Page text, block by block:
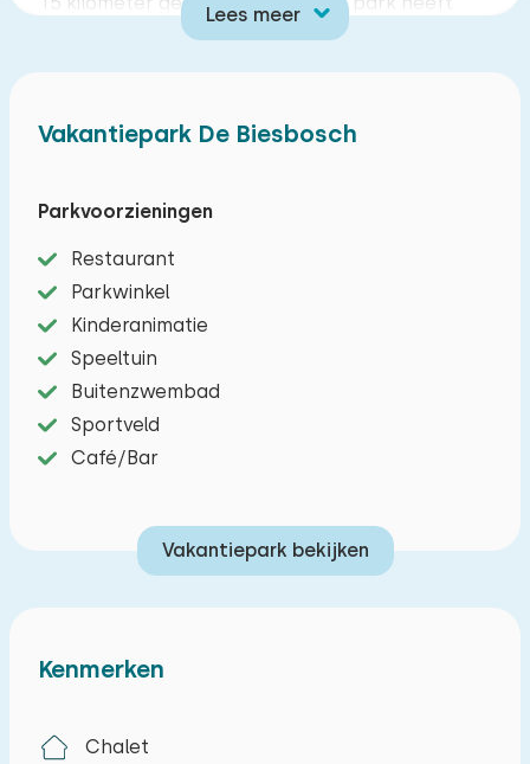
diverse faciliteiten, zo zijn er verschillende sport-
en speelvelden en een indoor speeltuin. Bij mooi
Dit chalet wat gelijkvloers is, is geschikt voor vier
gezellige zithoek met televisie. Maar ook de
keuken en de eettafel zijn hier te vinden. In de
keuken kunt u gebruik maken van een
vaatwasser, koffiezetapparaat, combimagnetron
en vietpits kookstel. De keuken heeft eveneens
een moderne uitrusting. In totaal zijn er twee
slaapkamers. In beide kamers staan twee
eenpersoonsbedden. In één slaapkamer dienen
Het toilet zit in dit chalet apart van de badkamer.
Lees meer
Kenmerken
Chalet
Vakantiepark De Biesbosch
Parkvoorzieningen
Restaurant
Parkwinkel
Kinderanimatie
Speeltuin
Buitenzwembad
Sportveld
Café/Bar
Vakantiepark bekijken